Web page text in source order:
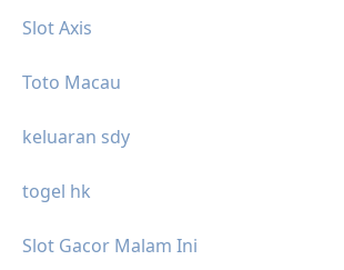
Slot Axis
Toto Macau
keluaran sdy
togel hk
Slot Gacor Malam Ini